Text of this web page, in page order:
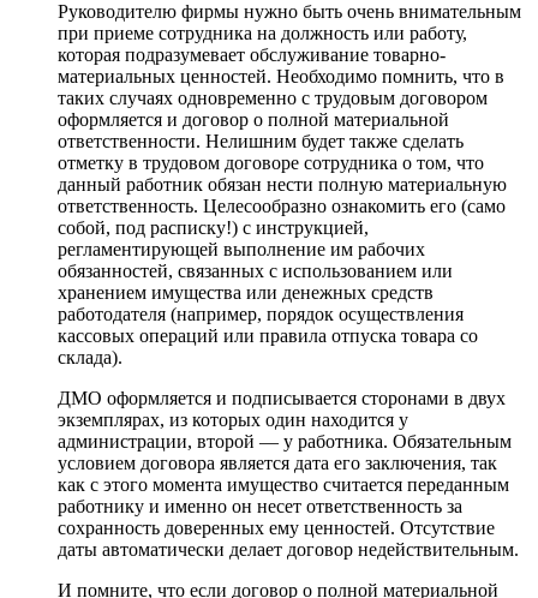
Руководителю фирмы нужно быть очень внимательным
при приеме сотрудника на должность или работу,
которая подразумевает обслуживание товарно-
материальных ценностей. Необходимо помнить, что в
таких случаях одновременно с трудовым договором
оформляется и договор о полной материальной
ответственности. Нелишним будет также сделать
отметку в трудовом договоре сотрудника о том, что
данный работник обязан нести полную материальную
ответственность. Целесообразно ознакомить его (само
собой, под расписку!) с инструкцией,
регламентирующей выполнение им рабочих
обязанностей, связанных с использованием или
хранением имущества или денежных средств
работодателя (например, порядок осуществления
кассовых операций или правила отпуска товара со
склада).
ДМО оформляется и подписывается сторонами в двух
экземплярах, из которых один находится у
администрации, второй — у работника. Обязательным
условием договора является дата его заключения, так
как с этого момента имущество считается переданным
работнику и именно он несет ответственность за
сохранность доверенных ему ценностей. Отсутствие
даты автоматически делает договор недействительным.
И помните, что если договор о полной материальной